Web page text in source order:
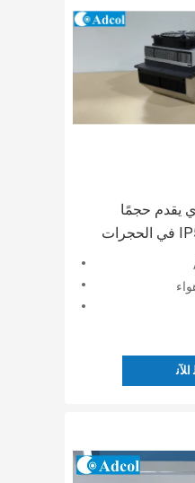
يقدم حجمًا
مضغوطًا وحماية IP55 في الحجرات
ﺍﻶﻧ